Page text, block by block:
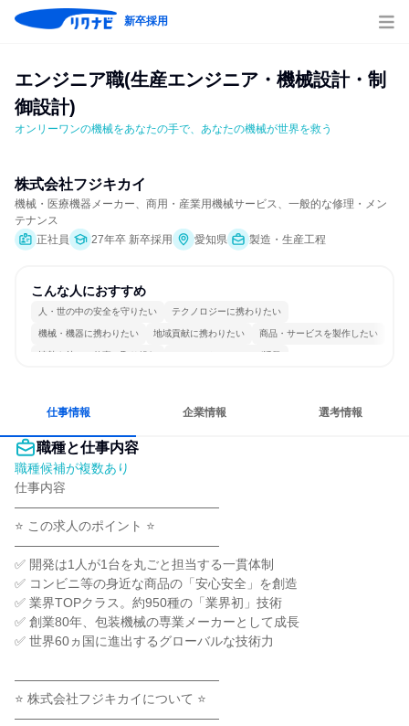
新卒採用
エンジニア職(生産エンジニア・機械設計・制
御設計)
オンリーワンの機械をあなたの手で、あなたの機械が世界を救う
株式会社フジキカイ
機械・医療機器メーカー、商用・産業用機械サービス、一般的な修理・メン
テナンス
正社員
27年卒 新卒採用 愛知県 製造・生産工程
こんな人におすすめ
人・世の中の安全を守りたい テクノロジーに携わりたい
機械・機器に携わりたい 地域貢献に携わりたい 商品・サービスを製作したい
情熱を持って仕事に取り組む コミュニケーションが活発
仕事情報 企業情報 選考情報
職種と仕事内容
職種候補が複数あり
仕事内容
――――――――――――――――
⭐ この求人のポイント ⭐
――――――――――――――――
✅ 開発は1人が1台を丸ごと担当する一貫体制
✅ コンビニ等の身近な商品の「安心安全」を創造
✅ 業界TOPクラス。約950種の「業界初」技術
✅ 創業80年、包装機械の専業メーカーとして成長
✅ 世界60ヵ国に進出するグローバルな技術力
――――――――――――――――
⭐ 株式会社フジキカイについて ⭐
――――――――――――――――